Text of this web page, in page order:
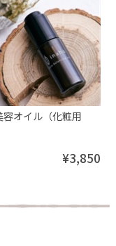
容オイル（化粧用
¥3,850